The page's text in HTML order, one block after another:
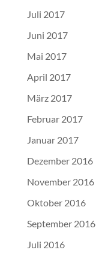
Juli 2017
Juni 2017
Mai 2017
April 2017
März 2017
Februar 2017
Januar 2017
Dezember 2016
November 2016
Oktober 2016
September 2016
Juli 2016